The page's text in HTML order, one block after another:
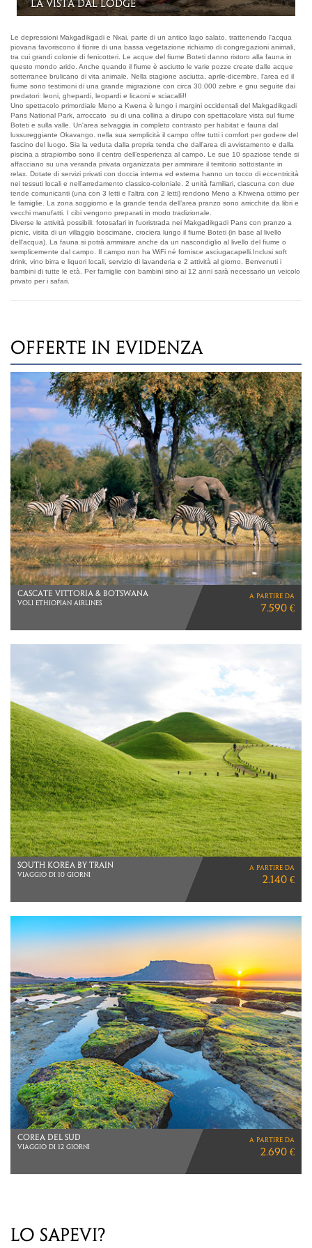
La Camera Tendata
Le depressioni Makgadikgadi e Nxai, parte di un antico lago salato, trattenendo l'acqua
piovana favoriscono il fiorire di una bassa vegetazione richiamo di congregazioni animali,
tra cui grandi colonie di fenicotteri. Le acque del fiume Boteti danno ristoro alla fauna in
questo mondo arido. Anche quando il fiume è asciutto le varie pozze create dalle acque
sotterranee brulicano di vita animale. Nella stagione asciutta, aprile-dicembre, l'area ed il
fiume sono testimoni di una grande migrazione con circa 30.000 zebre e gnu seguite dai
predatori: leoni, ghepardi, leopardi e licaoni e sciacalli!!
Uno spettacolo primordiale Meno a Kwena è lungo i margini occidentali del Makgadikgadi
Pans National Park, arroccato su di una collina a dirupo con spettacolare vista sul fiume
Boteti e sulla valle. Un'area selvaggia in completo contrasto per habitat e fauna dal
lussureggiante Okavango. nella sua semplicità il campo offre tutti i comfort per godere del
fascino del luogo. Sia la veduta dalla propria tenda che dall'area di avvistamento e dalla
piscina a strapiombo sono il centro dell’esperienza al campo. Le sue 10 spaziose tende si
affacciano su una veranda privata organizzata per ammirare il territorio sottostante in
relax. Dotate di servizi privati con doccia interna ed esterna hanno un tocco di eccentricità
nei tessuti locali e nell'arredamento classico-coloniale. 2 unità familiari, ciascuna con due
tende comunicanti (una con 3 letti e l'altra con 2 letti) rendono Meno a Khwena ottimo per
le famiglie. La zona soggiorno e la grande tenda dell’area pranzo sono arricchite da libri e
vecchi manufatti. I cibi vengono preparati in modo tradizionale.
Diverse le attività possibili: fotosafari in fuoristrada nei Makgadikgadi Pans con pranzo a
picnic, visita di un villaggio boscimane, crociera lungo il fiume Boteti (in base al livello
dell'acqua). La fauna si potrà ammirare anche da un nascondiglio al livello del fiume o
semplicemente dal campo. Il campo non ha WiFi né fornisce asciugacapelli.Inclusi soft
drink, vino birra e liquori locali, servizio di lavanderia e 2 attività al giorno. Benvenuti i
bambini di tutte le età. Per famiglie con bambini sino ai 12 anni sarà necessario un veicolo
privato per i safari.
OFFERTE IN EVIDENZA
OMAN
LA VOCE DEL DESERTO
a partire da
1.690 €
BALI
10 NOTTI
a partire da
2.560 €
GIAPPONE
LA STAGIONE DEI KOYO
a partire da
4.930 €
LO SAPEVI?